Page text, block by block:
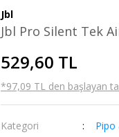
Jbl
Jbl Pro Silent Tek
529,60 TL
*97,09 TL den başlayan
Kategori
Pipo